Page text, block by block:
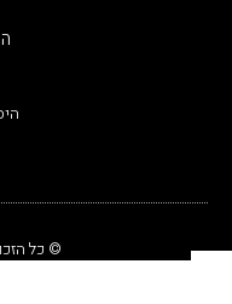
© כל הזכויות